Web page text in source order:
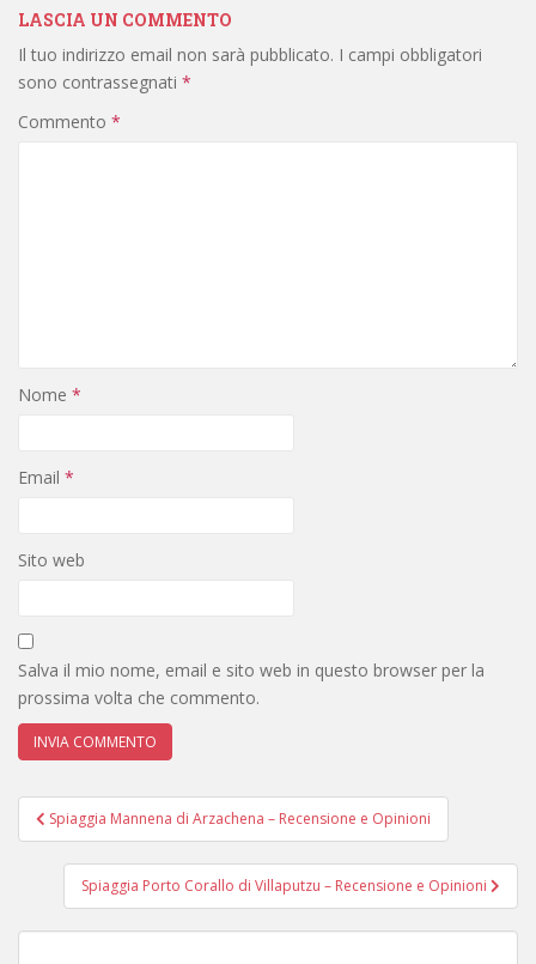
LASCIA UN COMMENTO
Il tuo indirizzo email non sarà pubblicato. I campi obbligatori
sono contrassegnati *
Commento *
Nome *
Email *
Sito web
Salva il mio nome, email e sito web in questo browser per la
prossima volta che commento.
Navigazione
articoli
Spiaggia Mannena di Arzachena – Recensione e Opinioni
Spiaggia Porto Corallo di Villaputzu – Recensione e Opinioni